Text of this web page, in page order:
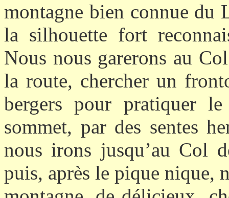
montagne bien connue
la silhouette fort
Nous nous garerons au
la route, chercher un
bergers pour pratiquer
sommet, par des sentes
nous irons jusqu’au Col
puis, après le pique nique,